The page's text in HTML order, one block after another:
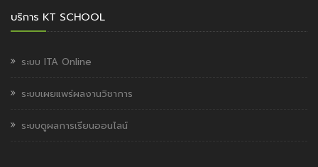
บริการ KT SCHOOL
ระบบ ITA Online
ระบบเผยแพร่ผลงานวิชาการ
ระบบดูผลการเรียนออนไลน์